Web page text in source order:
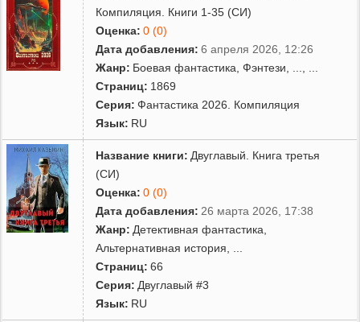
Компиляция. Книги 1-35 (СИ)
Оценка: 0 (0)
Дата добавления: 6 апреля 2026, 12:26
Жанр: Боевая фантастика ,Фэнтези
Страниц: 1869
Серия: Фантастика 2026. Компиляция
Язык: RU
Название книги: Двуглавый. Книга третья
(СИ)
Оценка: 0 (0)
Дата добавления: 26 марта 2026, 17:38
Жанр: Детективная фантастика
Альтернативная история
Страниц: 66
Серия: Двуглавый #3
Язык: RU